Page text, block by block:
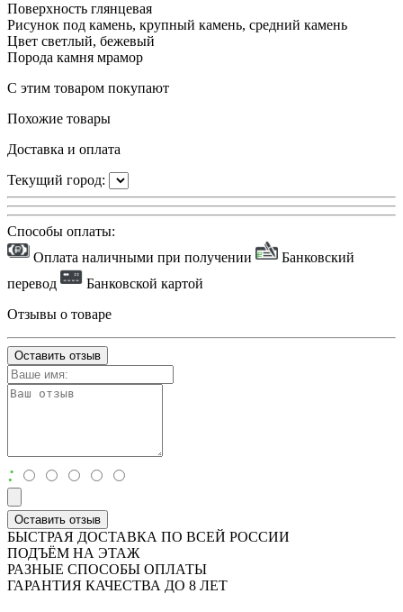
Поверхность глянцевая
Рисунок под камень, крупный камень, средний камень
Цвет светлый, бежевый
Порода камня мрамор
С этим товаром покупают
Похожие товары
Доставка и оплата
Текущий город:
Способы оплаты:
Оплата наличными при получении
Банковский
перевод
Банковской картой
Отзывы о товаре
Оставить отзыв
:
Оставить отзыв
БЫСТРАЯ ДОСТАВКА ПО ВСЕЙ РОССИИ
ПОДЪЁМ НА ЭТАЖ
РАЗНЫЕ СПОСОБЫ ОПЛАТЫ
ГАРАНТИЯ КАЧЕСТВА ДО 8 ЛЕТ